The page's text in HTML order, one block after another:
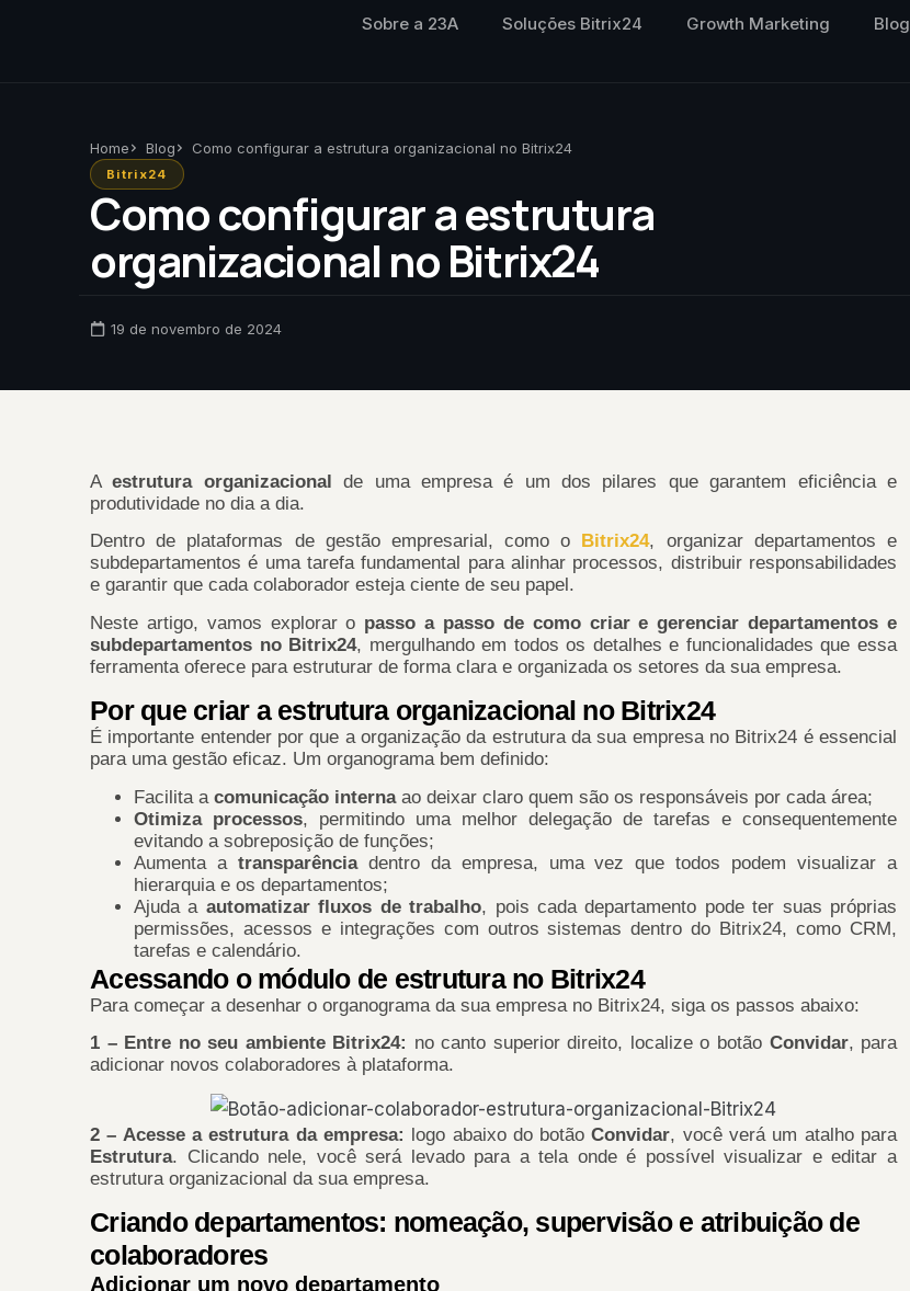
Sobre a 23A Soluções Bitrix24 Growth Marketing Blog
Home Blog Como configurar a estrutura organizacional no Bitrix24
Bitrix24
Como configurar a estrutura
organizacional no Bitrix24
19 de novembro de 2024
Aestrutura organizacionalde uma empresa é um dos pilares que garantem eficiência e
produtividade no dia a dia.
Dentro de plataformas de gestão empresarial, como o
Bitrix24, organizar departamentos e
subdepartamentos é uma tarefa fundamental para alinhar processos, distribuir responsabilidades
e garantir que cada colaborador esteja ciente de seu papel.
Neste artigo, vamos explorar o passo a passo de como criar e gerenciar departamentos e
subdepartamentos no Bitrix24, mergulhando em todos os detalhes e funcionalidades que essa
ferramenta oferece para estruturar de forma clara e organizada os setores da sua empresa.
Por que criar a estrutura organizacional no Bitrix24
É importante entender por que a organização da estrutura da sua empresa no Bitrix24 é essencial
para uma gestão eficaz. Um organograma bem definido:
Facilita a comunicação internaao deixar claro quem são os responsáveis por cada área;
Otimiza processos, permitindo uma melhor delegação de tarefas e consequentemente
evitando a sobreposição de funções;
Aumenta a transparênciadentro da empresa, uma vez que todos podem visualizar a
hierarquia e os departamentos;
Ajuda a automatizar fluxos de trabalho, pois cada departamento pode ter suas próprias
permissões, acessos e integrações com outros sistemas dentro do Bitrix24, como CRM,
tarefas e calendário.
Acessando o módulo de estrutura no Bitrix24
Para começar a desenhar o organograma da sua empresa no Bitrix24, siga os passos abaixo:
1 – Entre no seu ambiente Bitrix24: no canto superior direito, localize o botão Convidar, para
adicionar novos colaboradores à plataforma.
2 – Acesse a estrutura da empresa: logo abaixo do botãoConvidar, você verá um atalho para
Estrutura. Clicando nele, você será levado para a tela onde é possível visualizar e editar a
estrutura organizacional da sua empresa.
Criando departamentos: nomeação, supervisão e atribuição de
colaboradores
Adicionar um novo departamento